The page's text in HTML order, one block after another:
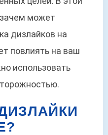
может
дизлайков на
повлиять на ваш
использовать